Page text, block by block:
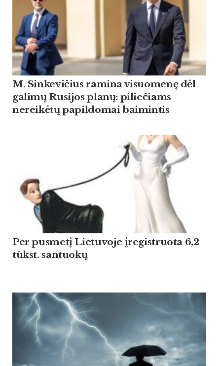
M. Sinkevičius ramina visuomenę dėl
galimų Rusijos planų: piliečiams
nereikėtų papildomai baimintis
Per pusmetį Lietuvoje įregistruota 6,2
tūkst. santuokų